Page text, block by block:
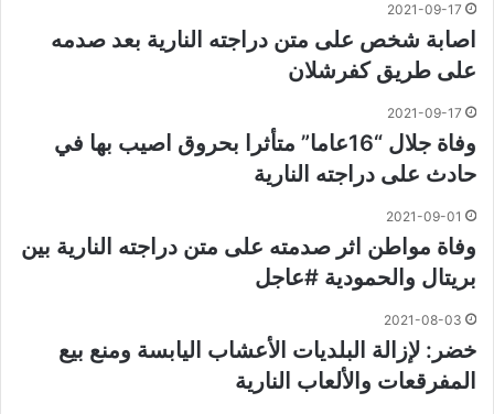
2021-09-17
اصابة شخص على متن دراجته النارية بعد صدمه
على طريق كفرشلان
2021-09-17
وفاة جلال “16عاما” متأثرا بحروق اصيب بها في
حادث على دراجته النارية
2021-09-01
وفاة مواطن اثر صدمته على متن دراجته النارية بين
بريتال والحمودية #عاجل
2021-08-03
خضر: لإزالة البلديات الأعشاب اليابسة ومنع بيع
المفرقعات والألعاب النارية